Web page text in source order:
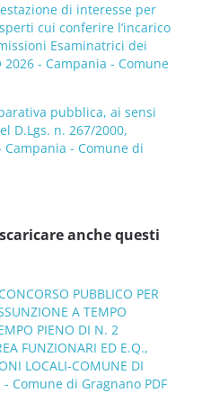
di interesse per
cui conferire l’incarico
Esaminatrici dei
- Campania - Comune
pubblica, ai sensi
D.Lgs. n. 267/2000,
- Comune di
anche questi
PUBBLICO PER
A TEMPO
PIENO DI N. 2
FUNZIONARI ED E.Q.,
LOCALI-COMUNE DI
- Comune di Gragnano PDF